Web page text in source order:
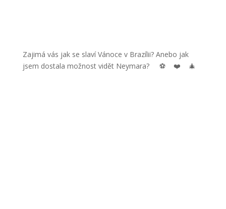
Zajimá vás jak se slaví Vánoce v Brazílii? Anebo jak
jsem dostala možnost vidět Neymara?
⚽️ ❤️ 🎄